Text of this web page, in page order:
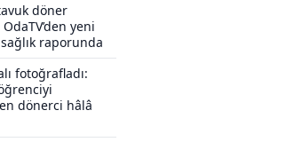
döner
yeni
raporunda
fotoğrafladı:
dönerci hâlâ